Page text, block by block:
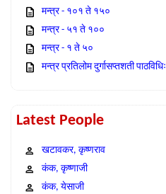
मन्त्र - १०१ ते १५०
मन्त्र - ५१ ते १००
मन्त्र - १ ते ५०
मन्त्र प्रतिलोम दुर्गासप्तशती पाठविधिः
Latest People
खटावकर, कृष्णराव
कंक, कृष्णाजी
कंक, येसाजी